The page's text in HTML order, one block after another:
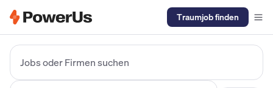
Traumjob finden
Jobs oder Firmen suchen